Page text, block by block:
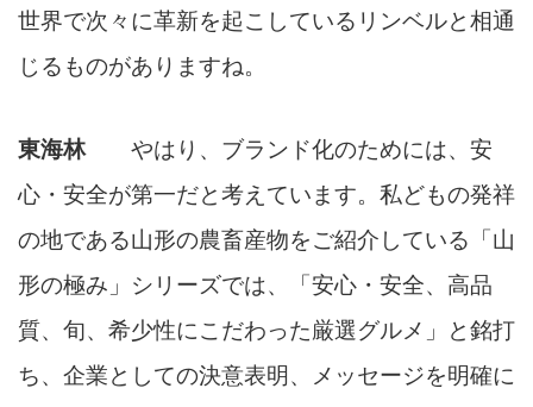
世界で次々に革新を起こしているリンベルと相通
じるものがありますね。
東海林 やはり、ブランド化のためには、安
心・安全が第一だと考えています。私どもの発祥
の地である山形の農畜産物をご紹介している「山
形の極み」シリーズでは、「安心・安全、高品
質、旬、希少性にこだわった厳選グルメ」と銘打
ち、企業としての決意表明、メッセージを明確に